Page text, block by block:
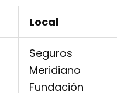
Local
Seguros
Meridiano
Fundación